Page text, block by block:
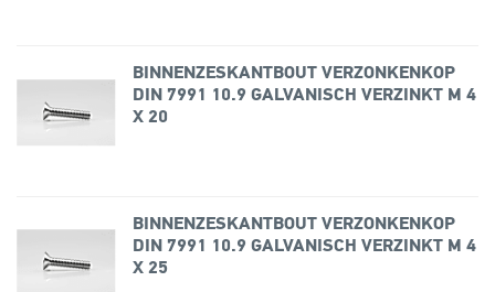
BINNENZESKANTBOUT VERZONKENKOP
DIN 7991 10.9 GALVANISCH VERZINKT M 4
X 20
BINNENZESKANTBOUT VERZONKENKOP
DIN 7991 10.9 GALVANISCH VERZINKT M 4
X 25